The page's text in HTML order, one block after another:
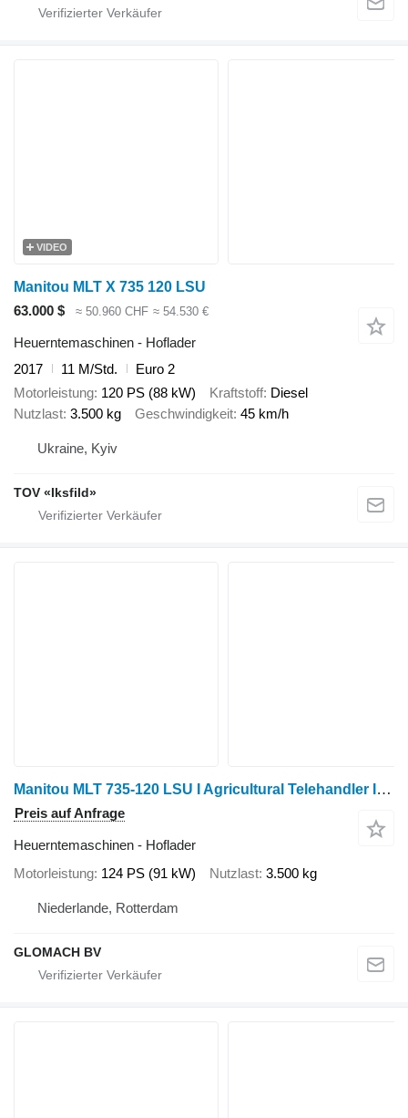
VIDEO
Manitou MLT X 735 120 LSU
63.000 $
≈ 50.960 CHF ≈ 54.530 €
Heuerntemaschinen - Hoflader
2017
11 M/Std.
Euro 2
Motorleistung 120 PS (88 kW) Kraftstoff Diesel
Nutzlast 3.500 kg Geschwindigkeit 45 km/h
Ukraine, Kyiv
TOV «Iksfild»
Manitou MLT 735-120 LSU I Agricultural Telehandler I 2010
Preis auf Anfrage
Heuerntemaschinen - Hoflader
Motorleistung 124 PS (91 kW) Nutzlast 3.500 kg
Niederlande, Rotterdam
GLOMACH BV